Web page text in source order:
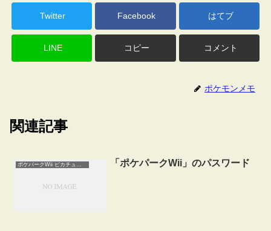
Twitter Facebook はてブ
LINE コピー コメント
ポケモンメモ
関連記事
ポケパークWii ピカチュウの大冒険 「ポケパークWii」のパスワード